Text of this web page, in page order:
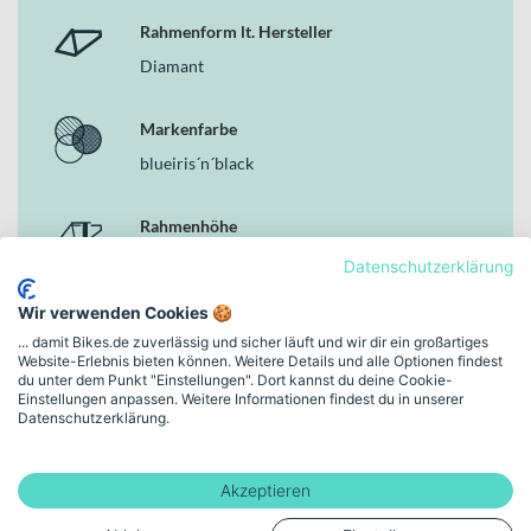
Deine Vorteile
Leistungsstarker Bosch Drive Unit Performance Line CX
800 Wh Bosch PowerTube 800 Akku für lange und intensive
Geländefahrten
Fox 38 Float Rhythm GRIP Gabel mit 170 mm Federweg für
SHIMANO XT BR-M8220 Hydraulische Scheibenbremsen
12-Gang-Kettenschaltung mit KMC e12 Kette für präzise
Conti Tubeless Ready Reifen in 2.4 für optimalen Grip auf
anspruchsvollen Trails
Zulässiges Gesamtgewicht von 160 kg für vielseitige
Einsatzmöglichkeiten
überzeugt
Als konsequent auf Enduro und technische Trails ausgelegtes E-
Rahmenform lt. Hersteller
Diamant
Markenfarbe
blueiris´n´black
Rahmenhöhe
Schaltungstyp
Kettenschaltung
Bremsen
Datenschutzerklärung
Wir verwenden Cookies 🍪
... damit Bikes.de zuverlässig und sicher läuft und wir dir ein großartiges
Website-Erlebnis bieten können. Weitere Details und alle Optionen findest
du unter dem Punkt "Einstellungen". Dort kannst du deine Cookie-
Einstellungen anpassen. Weitere Informationen findest du in unserer
Datenschutzerklärung.
Akzeptieren